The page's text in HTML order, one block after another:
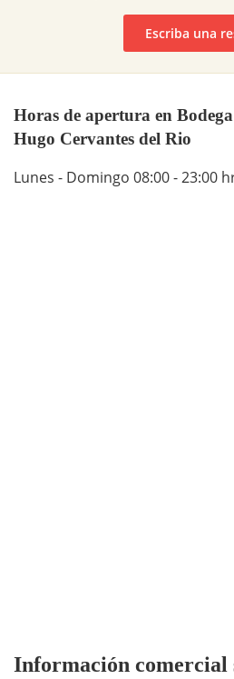
Escriba una
Horas de apertura en
Hugo Cervantes del Rio
Lunes - Domingo 08:00 - 23:00
Información comercial